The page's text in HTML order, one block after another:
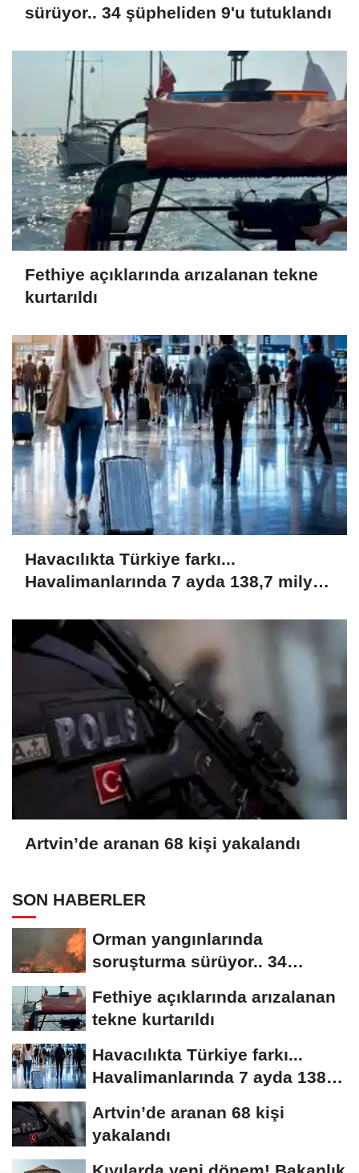
sürüyor.. 34 şüpheliden 9'u tutuklandı
Fethiye açıklarında arızalanan tekne
kurtarıldı
Havacılıkta Türkiye farkı...
Havalimanlarında 7 ayda 138,7 milyon
Artvin’de aranan 68 kişi yakalandı
SON HABERLER
Orman yangınlarında
soruşturma sürüyor.. 34
Fethiye açıklarında arızalanan
tekne kurtarıldı
Havacılıkta Türkiye farkı...
Havalimanlarında 7 ayda 138,7
Artvin’de aranan 68 kişi
yakalandı